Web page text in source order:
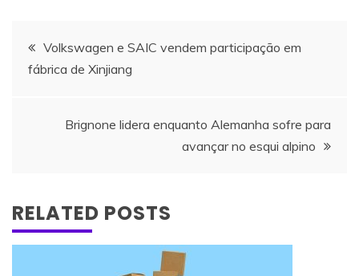
Navegação
de
artigos
Volkswagen e SAIC vendem participação em
fábrica de Xinjiang
Brignone lidera enquanto Alemanha sofre para
avançar no esqui alpino
RELATED POSTS